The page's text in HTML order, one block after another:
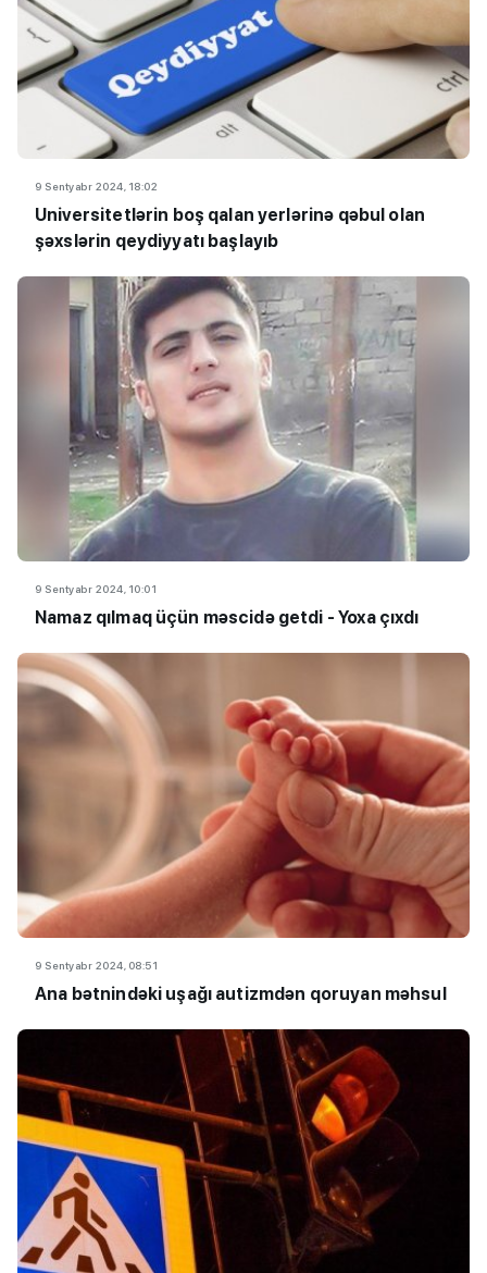
9 Sentyabr 2024, 18:02
Universitetlərin boş qalan yerlərinə qəbul olan
şəxslərin qeydiyyatı başlayıb
9 Sentyabr 2024, 10:01
Namaz qılmaq üçün məscidə getdi - Yoxa çıxdı
9 Sentyabr 2024, 08:51
Ana bətnindəki uşağı autizmdən qoruyan məhsul